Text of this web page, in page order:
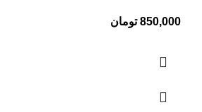
850,000 تومان